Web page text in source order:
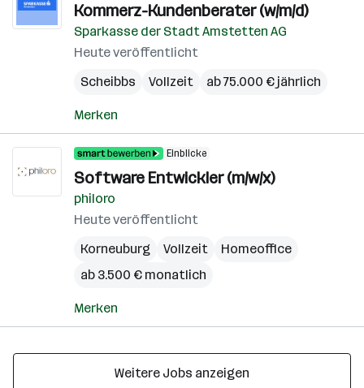
Kommerz-Kundenberater (w/m/d)
Sparkasse der Stadt Amstetten AG
Heute veröffentlicht
Scheibbs
Vollzeit ab 75.000 € jährlich
Merken
Einblicke
Software Entwickler (m/w/x)
philoro
Heute veröffentlicht
Korneuburg
Vollzeit
Homeoffice
ab 3.500 € monatlich
Merken
Weitere Jobs anzeigen